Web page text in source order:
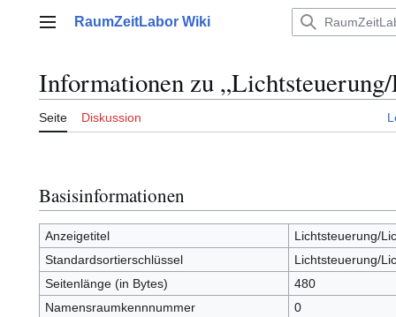
Hauptmenü
RaumZeitLabor Wiki
Informationen zu
Seite Diskussion
Basisinformationen
Anzeigetitel
Lichtsteuerung/
Standardsortierschlüssel
Lichtsteuerung/
Seitenlänge (in Bytes)
480
Namensraumkennnummer
0